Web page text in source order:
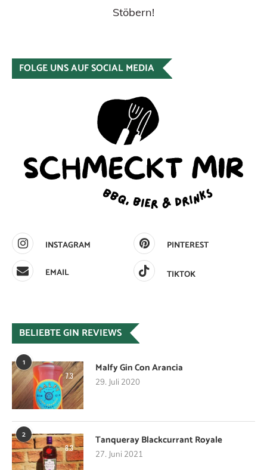
Stöbern!
FOLGE UNS AUF SOCIAL MEDIA
INSTAGRAM
PINTEREST
EMAIL
TIKTOK
BELIEBTE GIN REVIEWS
1
7.3
Malfy Gin Con Arancia
29. Juli 2020
2
8.3
Tanqueray Blackcurrant Royale
27. Juni 2021